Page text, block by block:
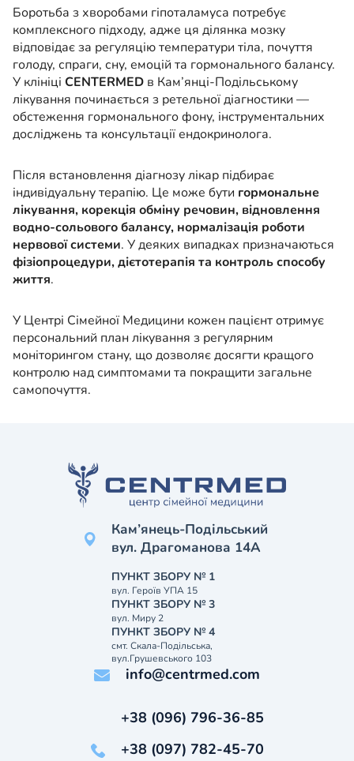
Боротьба з хворобами гіпоталамуса потребує
комплексного підходу, адже ця ділянка мозку
відповідає за регуляцію температури тіла, почуття
голоду, спраги, сну, емоцій та гормонального балансу.
У клініці CENTERMED в Кам’янці-Подільському
лікування починається з ретельної діагностики —
обстеження гормонального фону, інструментальних
досліджень та консультації ендокринолога.
Після встановлення діагнозу лікар підбирає
індивідуальну терапію. Це може бути гормональне
лікування, корекція обміну речовин, відновлення
водно-сольового балансу, нормалізація роботи
нервової системи. У деяких випадках призначаються
фізіопроцедури, дієтотерапія та контроль способу
життя.
У Центрі Сімейної Медицини кожен пацієнт отримує
персональний план лікування з регулярним
моніторингом стану, що дозволяє досягти кращого
контролю над симптомами та покращити загальне
самопочуття.
Кам’янець-Подільський
вул. Драгоманова 14А
ПУНКТ ЗБОРУ № 1
вул. Героїв УПА 15
ПУНКТ ЗБОРУ № 3
вул. Миру 2
ПУНКТ ЗБОРУ № 4
смт. Скала-Подільська,
вул.Грушевського 103
info@centrmed.com
+38 (096) 796-36-85
+38 (097) 782-45-70